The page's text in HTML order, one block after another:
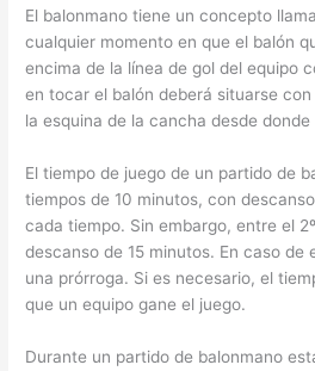
El balonmano tiene un concepto
cualquier momento en que el balón
encima de la línea de gol del equipo
en tocar el balón deberá situarse
la esquina de la cancha desde
El tiempo de juego de un partido de
tiempos de 10 minutos, con
cada tiempo. Sin embargo, entre el
descanso de 15 minutos. En caso de
una prórroga. Si es necesario, el
que un equipo gane el juego.
Durante un partido de balonmano